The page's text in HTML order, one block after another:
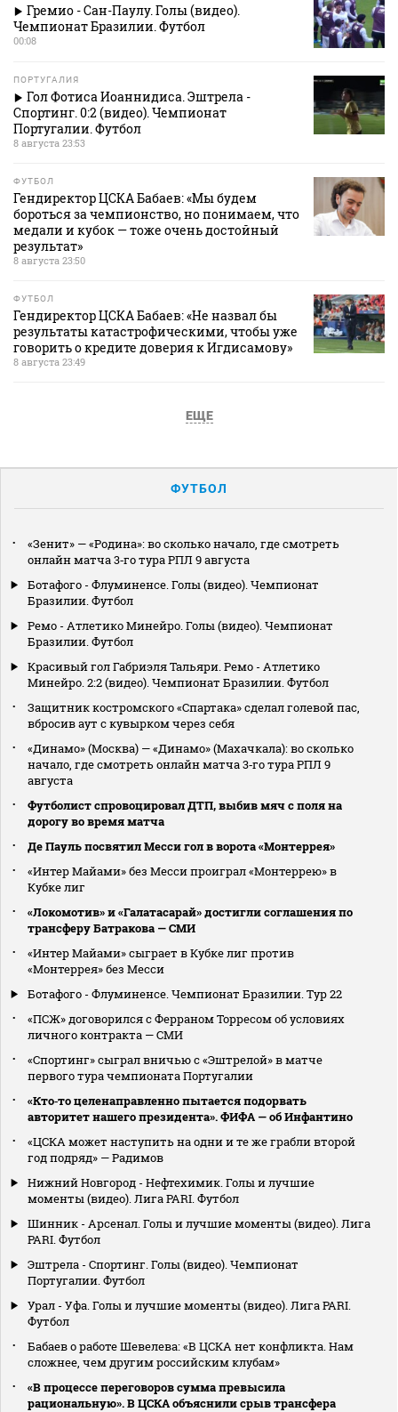
Гремио - Сан-Паулу. Голы (видео).
Чемпионат Бразилии. Футбол
00:08
ПОРТУГАЛИЯ
Гол Фотиса Иоаннидиса. Эштрела -
Спортинг. 0:2 (видео). Чемпионат
Португалии. Футбол
8 августа 23:53
ФУТБОЛ
Гендиректор ЦСКА Бабаев: «Мы будем
бороться за чемпионство, но понимаем, что
медали и кубок — тоже очень достойный
результат»
8 августа 23:50
ФУТБОЛ
Гендиректор ЦСКА Бабаев: «Не назвал бы
результаты катастрофическими, чтобы уже
говорить о кредите доверия к Игдисамову»
8 августа 23:49
ЕЩЕ
ФУТБОЛ
«Зенит» — «Родина»: во сколько начало, где смотреть
онлайн матча 3‑го тура РПЛ 9 августа
Ботафого - Флуминенсе. Голы (видео). Чемпионат
Бразилии. Футбол
Ремо - Атлетико Минейро. Голы (видео). Чемпионат
Бразилии. Футбол
Красивый гол Габриэля Тальяри. Ремо - Атлетико
Минейро. 2:2 (видео). Чемпионат Бразилии. Футбол
Защитник костромского «Спартака» сделал голевой пас,
вбросив аут с кувырком через себя
«Динамо» (Москва) — «Динамо» (Махачкала): во сколько
начало, где смотреть онлайн матча 3‑го тура РПЛ 9
августа
Футболист спровоцировал ДТП, выбив мяч с поля на
дорогу во время матча
Де Пауль посвятил Месси гол в ворота «Монтеррея»
«Интер Майами» без Месси проиграл «Монтеррею» в
Кубке лиг
«Локомотив» и «Галатасарай» достигли соглашения по
трансферу Батракова — СМИ
«Интер Майами» сыграет в Кубке лиг против
«Монтеррея» без Месси
Ботафого - Флуминенсе. Чемпионат Бразилии. Тур 22
«ПСЖ» договорился с Ферраном Торресом об условиях
личного контракта — СМИ
«Спортинг» сыграл вничью с «Эштрелой» в матче
первого тура чемпионата Португалии
«Кто‑то целенаправленно пытается подорвать
авторитет нашего президента». ФИФА — об Инфантино
«ЦСКА может наступить на одни и те же грабли второй
год подряд» — Радимов
Нижний Новгород - Нефтехимик. Голы и лучшие
моменты (видео). Лига PARI. Футбол
Шинник - Арсенал. Голы и лучшие моменты (видео). Лига
PARI. Футбол
Эштрела - Спортинг. Голы (видео). Чемпионат
Португалии. Футбол
Урал - Уфа. Голы и лучшие моменты (видео). Лига PARI.
Футбол
Бабаев о работе Шевелева: «В ЦСКА нет конфликта. Нам
сложнее, чем другим российским клубам»
«В процессе переговоров сумма превысила
рациональную». В ЦСКА объяснили срыв трансфера